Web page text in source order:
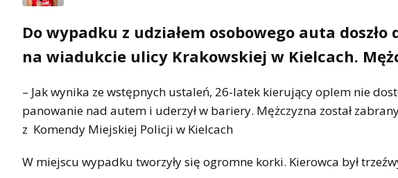
Do wypadku z udziałem osobowego auta
na wiadukcie ulicy Krakowskiej w Kielcach.
– Jak wynika ze wstępnych ustaleń, 26-latek kierujący oplem nie
panowanie nad autem i uderzył w bariery. Mężczyzna został
z Komendy Miejskiej Policji w Kielcach
W miejscu wypadku tworzyły się ogromne korki. Kierowca był